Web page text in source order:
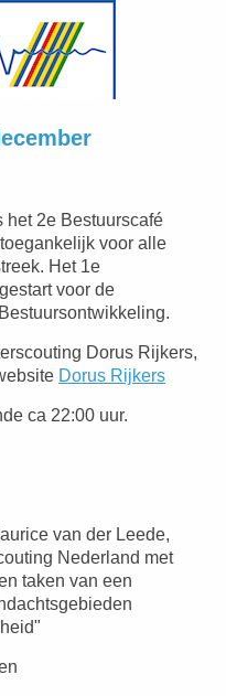
het 2e Bestuurscafé
voor alle
Het 1e
voor de
Dorus Rijkers,
Dorus Rijkers
ca 22:00 uur.
van der Leede,
Nederland met
taken van een